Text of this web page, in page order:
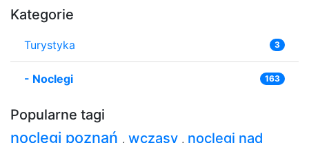
Kategorie
Turystyka 3
- Noclegi 163
Popularne tagi
noclegi poznań , wczasy , noclegi nad